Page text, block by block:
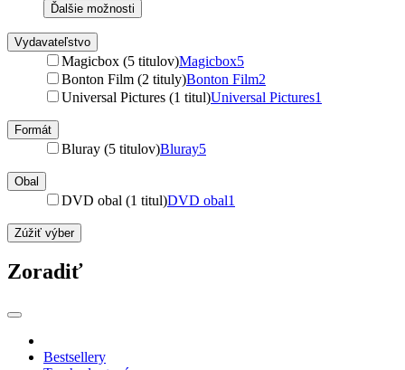
Ďalšie možnosti
Vydavateľstvo
Magicbox (5 titulov)Magicbox5
Bonton Film (2 tituly)Bonton Film2
Universal Pictures (1 titul)Universal Pictures1
Formát
Bluray (5 titulov)Bluray5
Obal
DVD obal (1 titul)DVD obal1
Zúžiť výber
Zoradiť
Bestsellery